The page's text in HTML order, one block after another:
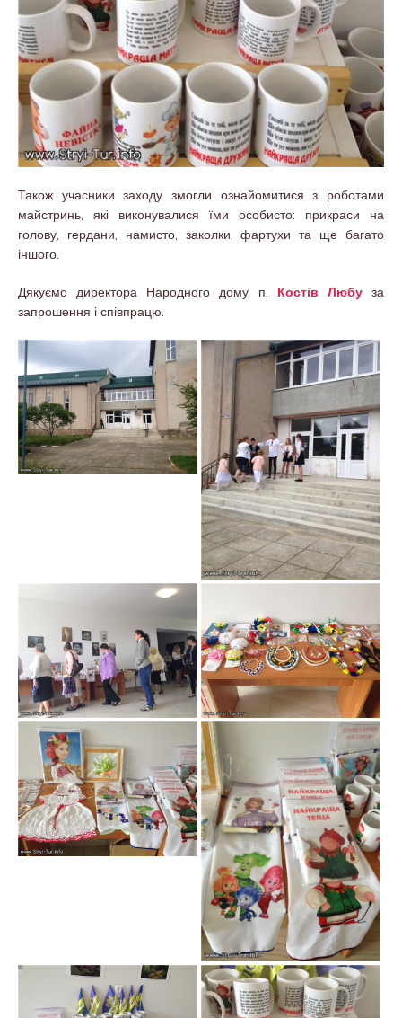
Також учасники заходу змогли ознайомитися з роботами
майстринь, які виконувалися їми особисто: прикраси на
голову, гердани, намисто, заколки, фартухи та ще багато
іншого.
Дякуємо директора Народного дому п. Костів Любуза
запрошення і співпрацю.